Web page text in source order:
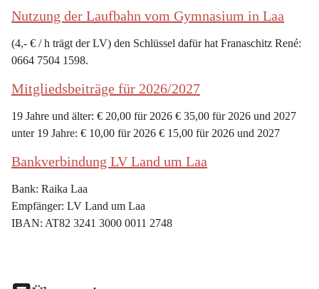
Nutzung der Laufbahn vom Gymnasium in Laa
(4,- € / h trägt der LV) den Schlüssel dafür hat Franaschitz René:
0664 7504 1598.
Mitgliedsbeiträge für 2026/2027
19 Jahre und älter: € 20,00 für 2026 € 35,00 für 2026 und 2027
unter 19 Jahre: € 10,00 für 2026 € 15,00 für 2026 und 2027
Bankverbindung LV Land um Laa
Bank: Raika Laa
Empfänger: LV Land um Laa
IBAN: AT82 3241 3000 0011 2748